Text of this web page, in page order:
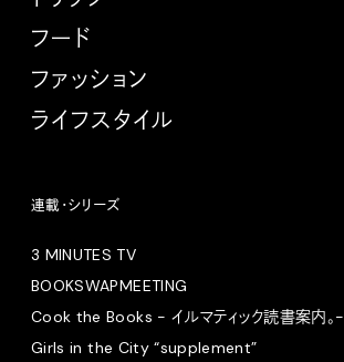
フード
ファッション
ライフスタイル
連載・シリーズ
3 MINUTES TV
BOOKSWAPMEETING
Cook the Books - イルマティック読書案内。-
Girls in the City “supplement”